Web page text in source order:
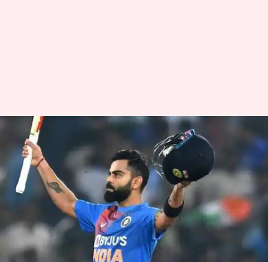
कोहली का एक और धमाका, बने
गूगल के 2019 के टॉप ट्रेंडिंग खिलाड़ी
लेखन Neeraj Pandey Dec 11, 2019 06:36 pm
भारतीय कप्तान विराट कोहली रुकने का नाम ही नहीं ले रहे
हैं और लगातार एक के बाद एक उपलब्धि हासिल करते